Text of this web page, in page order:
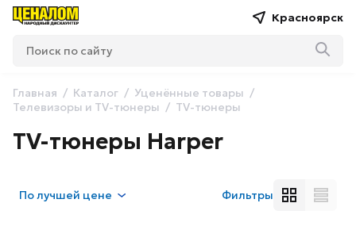
Красноярск
Главная Каталог
Уценённые товары
Телевизоры и TV-тюнеры
TV-тюнеры
TV-тюнеры Harper
Получшей цене Фильтры